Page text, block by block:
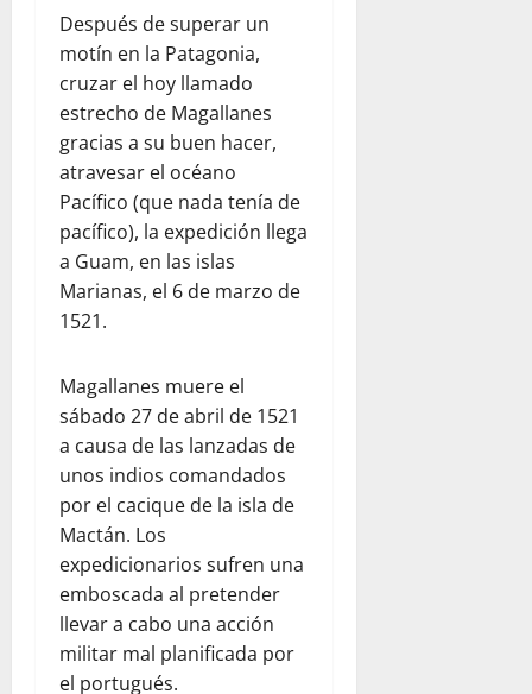
Después de superar un
motín en la Patagonia,
cruzar el hoy llamado
estrecho de Magallanes
gracias a su buen hacer,
atravesar el océano
Pacífico (que nada tenía de
pacífico), la expedición llega
a Guam, en las islas
Marianas, el 6 de marzo de
1521.
Magallanes muere el
sábado 27 de abril de 1521
a causa de las lanzadas de
unos indios comandados
por el cacique de la isla de
Mactán. Los
expedicionarios sufren una
emboscada al pretender
llevar a cabo una acción
militar mal planificada por
el portugués.